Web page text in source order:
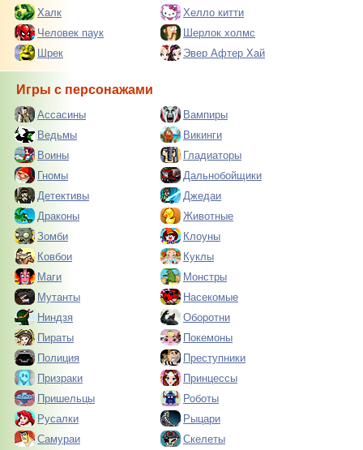
Халк
Хелло китти
Человек паук
Шерлок холмс
Шрек
Эвер Афтер Хай
Игры с персонажами
Ассасины
Вампиры
Ведьмы
Викинги
Воины
Гладиаторы
Гномы
Дальнобойщики
Детективы
Джедаи
Драконы
Животные
Зомби
Клоуны
Ковбои
Куклы
Маги
Монстры
Мутанты
Насекомые
Ниндзя
Оборотни
Пираты
Покемоны
Полиция
Преступники
Призраки
Принцессы
Пришельцы
Роботы
Русалки
Рыцари
Самураи
Скелеты